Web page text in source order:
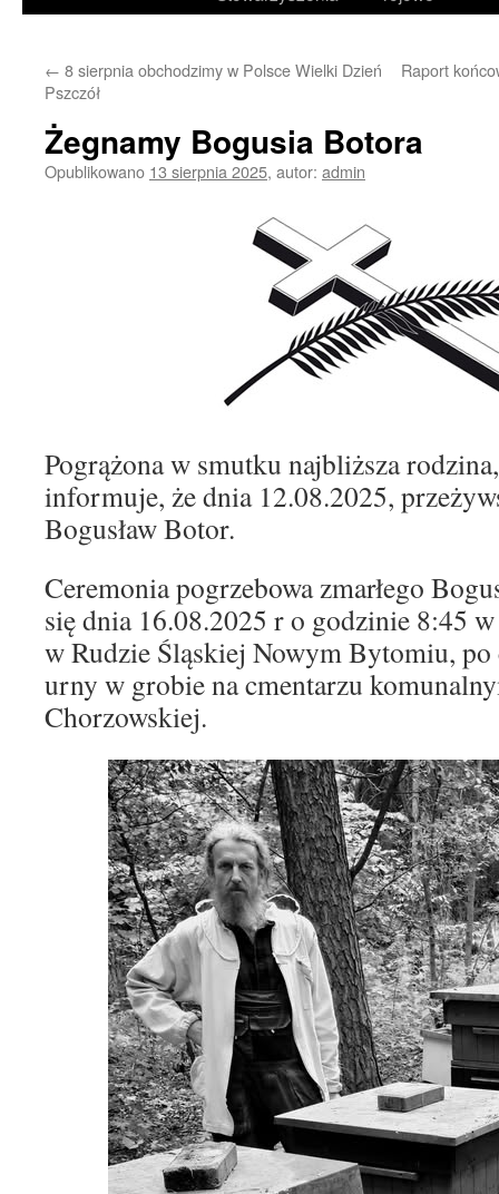
← 8 sierpnia obchodzimy w Polsce Wielki Dzień
Pszczół
Raport
Żegnamy Bogusia Botora
Opublikowano 13 sierpnia 2025, autor: admin
Pogrążona w smutku najbliższa
informuje, że dnia 12.08.2025,
Bogusław Botor.
Ceremonia pogrzebowa zmarłego
się dnia 16.08.2025 r o godzinie 8:45 w
w Rudzie Śląskiej Nowym Bytomiu, po
urny w grobie na cmentarzu
Chorzowskiej.